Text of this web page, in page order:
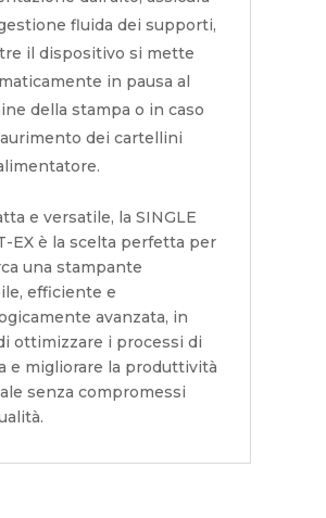
fluida dei supporti,
il dispositivo si mette
in pausa al
della stampa o in caso
dei cartellini
e versatile, la SINGLE
EX è la scelta perfetta per
una stampante
efficiente e
avanzata, in
ottimizzare i processi di
e migliorare la produttività
senza compromessi